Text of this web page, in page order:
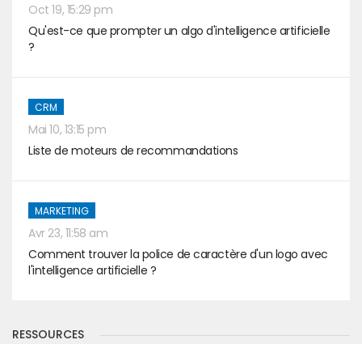
Oct 19, 15:29 pm
Qu'est-ce que prompter un algo d'intelligence artificielle
?
CRM
Mai 10, 13:15 pm
Liste de moteurs de recommandations
MARKETING
Avr 23, 11:58 am
Comment trouver la police de caractère d'un logo avec
l'intelligence artificielle ?
RESSOURCES